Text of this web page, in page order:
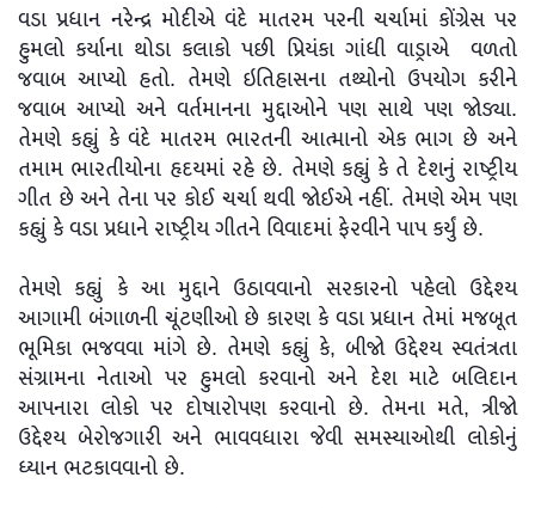
વડા પ્રધાન નરેન્દ્ર મોદીએ વંદે માતરમ પરની ચર્ચામાં કોંગ્રેસ પર
હુમલો કર્યાના થોડા કલાકો પછી પ્રિયંકા ગાંધી વાડ્રાએ વળતો
જવાબ આપ્યો હતો. તેમણે ઇતિહાસના તથ્યોનો ઉપયોગ કરીને
જવાબ આપ્યો અને વર્તમાનના મુદ્દાઓને પણ સાથે પણ જોડ્યા.
તેમણે કહ્યું કે વંદે માતરમ ભારતની આત્માનો એક ભાગ છે અને
તમામ ભારતીયોના હૃદયમાં રહે છે. તેમણે કહ્યું કે તે દેશનું રાષ્ટ્રીય
ગીત છે અને તેના પર કોઈ ચર્ચા થવી જોઈએ નહીં. તેમણે એમ પણ
કહ્યું કે વડા પ્રધાને રાષ્ટ્રીય ગીતને વિવાદમાં ફેરવીને પાપ કર્યું છે.
તેમણે કહ્યું કે આ મુદ્દાને ઉઠાવવાનો સરકારનો પહેલો ઉદ્દેશ્ય
આગામી બંગાળની ચૂંટણીઓ છે કારણ કે વડા પ્રધાન તેમાં મજબૂત
ભૂમિકા ભજવવા માંગે છે. તેમણે કહ્યું કે, બીજો ઉદ્દેશ્ય સ્વતંત્રતા
સંગ્રામના નેતાઓ પર હુમલો કરવાનો અને દેશ માટે બલિદાન
આપનારા લોકો પર દોષારોપણ કરવાનો છે. તેમના મતે, ત્રીજો
ઉદ્દેશ્ય બેરોજગારી અને ભાવવધારા જેવી સમસ્યાઓથી લોકોનું
ધ્યાન ભટકાવવાનો છે.